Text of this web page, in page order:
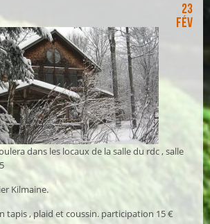
23
Fév
dans les locaux de la salle du rdc , salle
Kilmaine.
tapis , plaid et coussin. participation 15 €